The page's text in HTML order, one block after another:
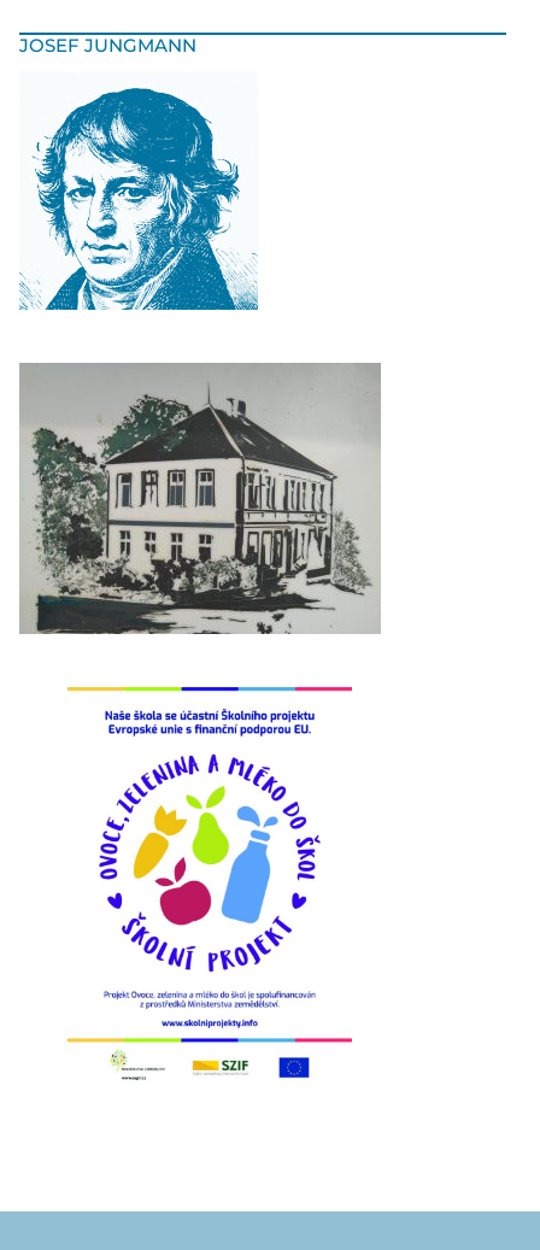
JOSEF JUNGMANN